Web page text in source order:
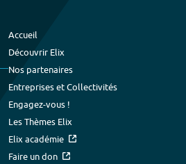
Accueil
Découvrir Elix
Nos partenaires
Entreprises et Collectivités
Engagez-vous !
Les Thèmes Elix
Elix académie
Faire un don